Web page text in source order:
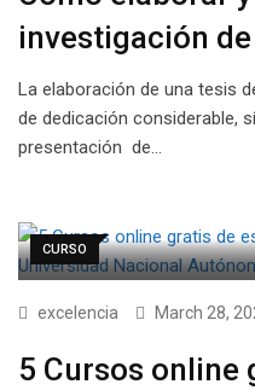
investigación
La elaboración de una tesis
de dedicación considerable,
presentación de…
CURSO
excelencia March 28,
5 Cursos online